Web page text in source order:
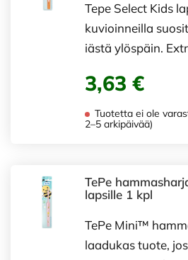
Tepe Select Kids
kuvioinneilla
iästä ylöspäin.
3,63 €
Tuotetta ei ole
2–5 arkipäivää)
TePe
lapsille 1 kpl
TePe Mini™
laadukas tuote,